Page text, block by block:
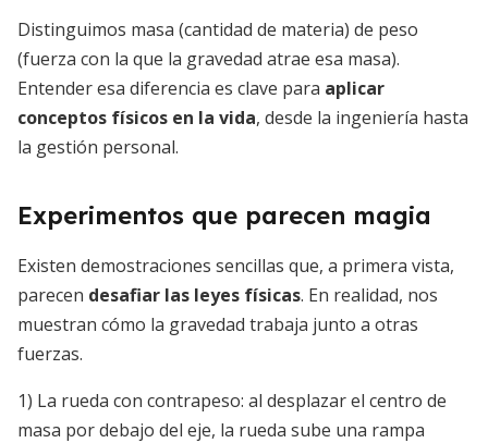
Distinguimos masa (cantidad de materia) de peso
(fuerza con la que la gravedad atrae esa masa).
Entender esa diferencia es clave para aplicar
conceptos físicos en la vida, desde la ingeniería hasta
la gestión personal.
Experimentos que parecen magia
Existen demostraciones sencillas que, a primera vista,
parecen desafiar las leyes físicas. En realidad, nos
muestran cómo la gravedad trabaja junto a otras
fuerzas.
1) La rueda con contrapeso: al desplazar el centro de
masa por debajo del eje, la rueda sube una rampa